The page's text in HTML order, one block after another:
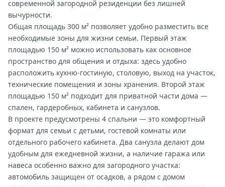
современной загородной резиденции без лишней
вычурности.
Общая площадь 300 м² позволяет удобно разместить все
необходимые зоны для жизни семьи. Первый этаж
площадью 150 м² можно использовать как основное
пространство для общения и отдыха: здесь удобно
расположить кухню-гостиную, столовую, выход на участок,
технические помещения и зоны хранения. Второй этаж
площадью 150 м² подходит для приватной части дома —
спален, гардеробных, кабинета и санузлов.
В проекте предусмотрены 4 спальни — это комфортный
формат для семьи с детьми, гостевой комнаты или
отдельного рабочего кабинета. Два санузла делают дом
удобным для ежедневной жизни, а наличие гаража или
навеса особенно важно для загородного участка:
автомобиль защищен от осадков, а рядом с домом